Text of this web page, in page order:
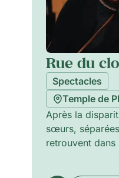
Rue du
Spectacles
Temple de
Après la
sœurs,
retrouvent